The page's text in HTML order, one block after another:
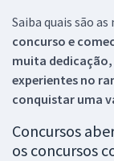
Saiba quais são
concurso e
muita
experientes no
conquistar uma
Concursos
os concursos